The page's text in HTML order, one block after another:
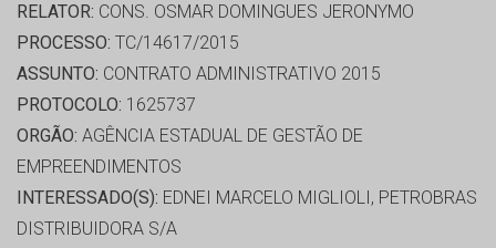
RELATOR: CONS. OSMAR DOMINGUES JERONYMO
PROCESSO: TC/14617/2015
ASSUNTO: CONTRATO ADMINISTRATIVO 2015
PROTOCOLO: 1625737
ORGÃO: AGÊNCIA ESTADUAL DE GESTÃO DE
EMPREENDIMENTOS
INTERESSADO(S): EDNEI MARCELO MIGLIOLI, PETROBRAS
DISTRIBUIDORA S/A